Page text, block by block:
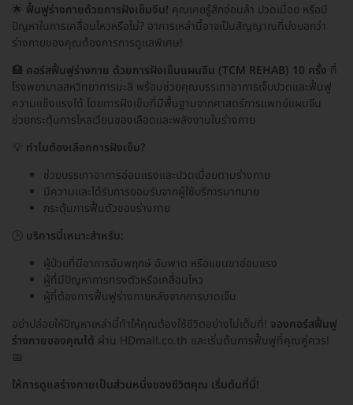
🌟 ฟื้นฟูร่างกายด้วยการฝังเข็มจีน! คุณเคยรู้สึกอ่อนล้า ปวดเมื่อย หรือมี
ปัญหาในการเคลื่อนไหวหรือไม่? อาการเหล่านี้อาจเป็นสัญญาณที่บ่งบอกว่า
ร่างกายของคุณต้องการการดูแลพิเศษ!
🏥 คอร์สฟื้นฟูร่างกาย ด้วยการฝังเข็มแผนจีน (TCM REHAB) 10 ครั้ง ที่
โรงพยาบาลสหวิทยาการมะลิ พร้อมช่วยคุณบรรเทาอาการเจ็บปวดและฟื้นฟู
ความแข็งแรงได้ โดยการฝังเข็มที่มีพื้นฐานจากศาสตร์การแพทย์แผนจีน
ช่วยกระตุ้นการไหลเวียนของเลือดและพลังงานในร่างกาย
💡 ทำไมต้องเลือกการฝังเข็ม?
ช่วยบรรเทาอาการอ่อนแรงและปวดเมื่อยตามร่างกาย
มีความและได้รับการยอมรับจากผู้ใช้บริการมากมาย
กระตุ้นการฟื้นตัวของร่างกาย
🕒 บริการนี้เหมาะสำหรับ:
ผู้ป่วยที่มีอาการอัมพฤกษ์ อัมพาต หรือแขนขาอ่อนแรง
ผู้ที่มีปัญหาการทรงตัวหรือเคลื่อนไหว
ผู้ที่ต้องการฟื้นฟูร่างกายหลังจากการบาดเจ็บ
อย่าปล่อยให้ปัญหาเหล่านี้ทำให้คุณต้องใช้ชีวิตอย่างไม่เต็มที่! จองคอร์สฟื้นฟู
ร่างกายของคุณได้ ผ่าน HDmall.co.th และเริ่มต้นการฟื้นฟูที่คุณคู่ควร!
📅
ให้การดูแลร่างกายเป็นส่วนหนึ่งของชีวิตคุณ เริ่มต้นที่นี่!